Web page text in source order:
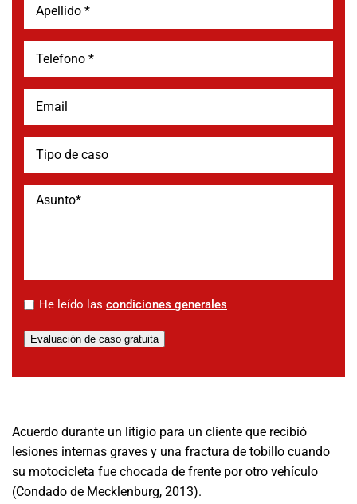
* He leído las condiciones generales
Evaluación de caso gratuita
Acuerdo durante un litigio para un cliente que recibió
lesiones internas graves y una fractura de tobillo cuando
su motocicleta fue chocada de frente por otro vehículo
(Condado de Mecklenburg, 2013).